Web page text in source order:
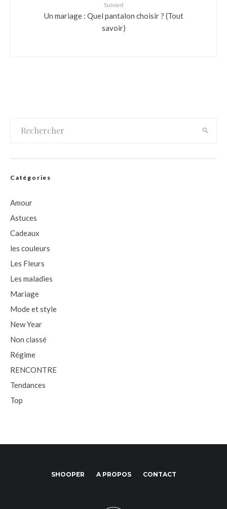
Suivant
Un mariage : Quel pantalon choisir ? (Tout
savoir)
Catégories
Amour
Astuces
Cadeaux
les couleurs
Les Fleurs
Les maladies
Mariage
Mode et style
New Year
Non classé
Régime
RENCONTRE
Tendances
Top
SHOOPER A PROPOS CONTACT